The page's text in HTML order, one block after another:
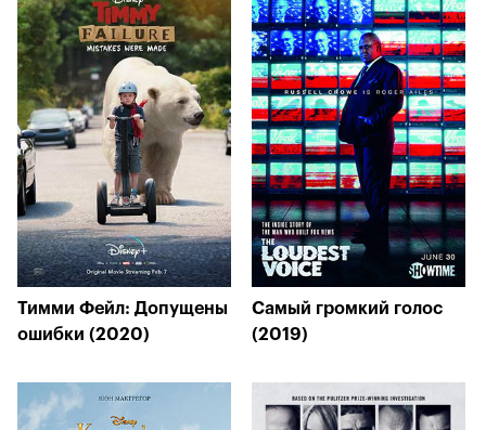
Тимми Фейл: Допущены
ошибки (2020)
Самый громкий голос
(2019)